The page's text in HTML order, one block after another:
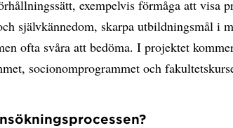
exempelvis förmåga att visa
självkännedom, skarpa utbildningsmål i
ofta svåra att bedöma. I projektet
socionomprogrammet och